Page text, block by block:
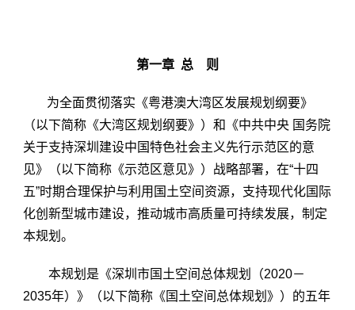
第一章 总 则
为全面贯彻落实《粤港澳大湾区发展规划纲要》
（以下简称《大湾区规划纲要》）和《中共中央 国务院
关于支持深圳建设中国特色社会主义先行示范区的意
见》（以下简称《示范区意见》）战略部署，在“十四
五”时期合理保护与利用国土空间资源，支持现代化国际
化创新型城市建设，推动城市高质量可持续发展，制定
本规划。
本规划是《深圳市国土空间总体规划（2020－
2035年）》（以下简称《国土空间总体规划》）的五年